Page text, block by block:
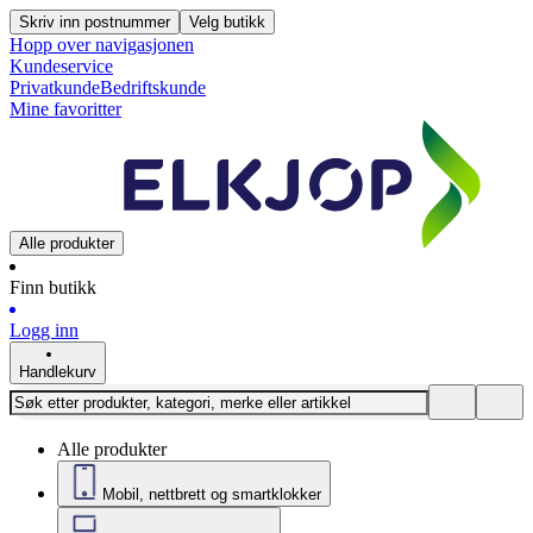
Skriv inn postnummer Velg butikk
Hopp over navigasjonen
Kundeservice
PrivatkundeBedriftskunde
Mine favoritter
Alle produkter
Finn butikk
Logg inn
Handlekurv
Alle produkter
Mobil, nettbrett og smartklokker